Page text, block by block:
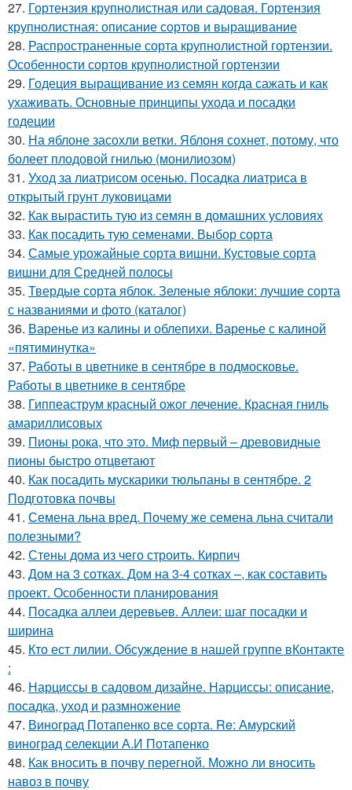
27. Гортензия крупнолистная или садовая. Гортензия
крупнолистная: описание сортов и выращивание
28. Распространенные сорта крупнолистной гортензии.
Особенности сортов крупнолистной гортензии
29. Годеция выращивание из семян когда сажать и как
ухаживать. Основные принципы ухода и посадки
годеции
30. На яблоне засохли ветки. Яблоня сохнет, потому, что
болеет плодовой гнилью (монилиозом)
31. Уход за лиатрисом осенью. Посадка лиатриса в
открытый грунт луковицами
32. Как вырастить тую из семян в домашних условиях
33. Как посадить тую семенами. Выбор сорта
34. Самые урожайные сорта вишни. Кустовые сорта
вишни для Средней полосы
35. Твердые сорта яблок. Зеленые яблоки: лучшие сорта
с названиями и фото (каталог)
36. Варенье из калины и облепихи. Варенье с калиной
«пятиминутка»
37. Работы в цветнике в сентябре в подмосковье.
Работы в цветнике в сентябре
38. Гиппеаструм красный ожог лечение. Красная гниль
амариллисовых
39. Пионы рока, что это. Миф первый – древовидные
пионы быстро отцветают
40. Как посадить мускарики тюльпаны в сентябре. 2
Подготовка почвы
41. Семена льна вред. Почему же семена льна считали
полезными?
42. Стены дома из чего строить. Кирпич
43. Дом на 3 сотках. Дом на 3-4 сотках –, как составить
проект. Особенности планирования
44. Посадка аллеи деревьев. Аллеи: шаг посадки и
ширина
45. Кто ест лилии. Обсуждение в нашей группе вКонтакте
:
46. Нарциссы в садовом дизайне. Нарциссы: описание,
посадка, уход и размножение
47. Виноград Потапенко все сорта. Re: Амурский
виноград селекции А.И Потапенко
48. Как вносить в почву перегной. Можно ли вносить
навоз в почву